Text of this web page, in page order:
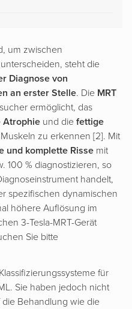
um zwischen
steht die
Diagnose von
an erster Stelle. Die MRT
ermöglicht, das
Atrophie und die fettige
zu erkennen [2]. Mit
und komplette Risse mit
100 % diagnostizieren, so
handelt,
spezifischen dynamischen
höhere Auflösung im
3-Tesla-MRT-Gerät
Sie bitte
für
Sie haben jedoch nicht
Behandlung wie die